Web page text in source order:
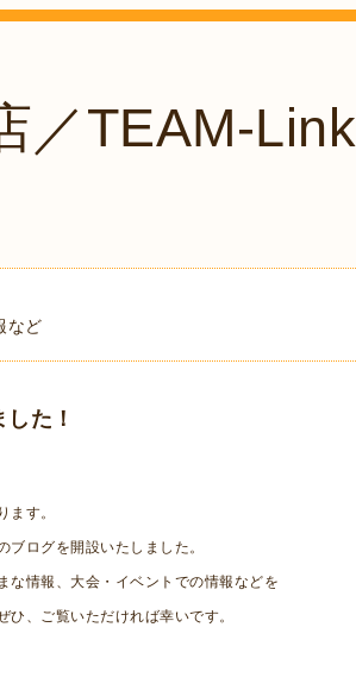
／TEAM-Link
など
た！
ます。
ログを開設いたしました。
な情報、大会・イベントでの情報などを
ひ、ご覧いただければ幸いです。